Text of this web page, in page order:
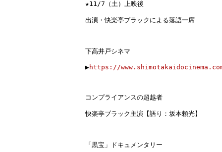
★11/7（土） 上映後
出演・快楽亭ブラックによる落語一席
下高井戸シネマ
▶︎https://
コンプライアンスの超越者
快楽亭ブラック主演【語り：坂本頼光】
「黒宝」ドキュメンタリー